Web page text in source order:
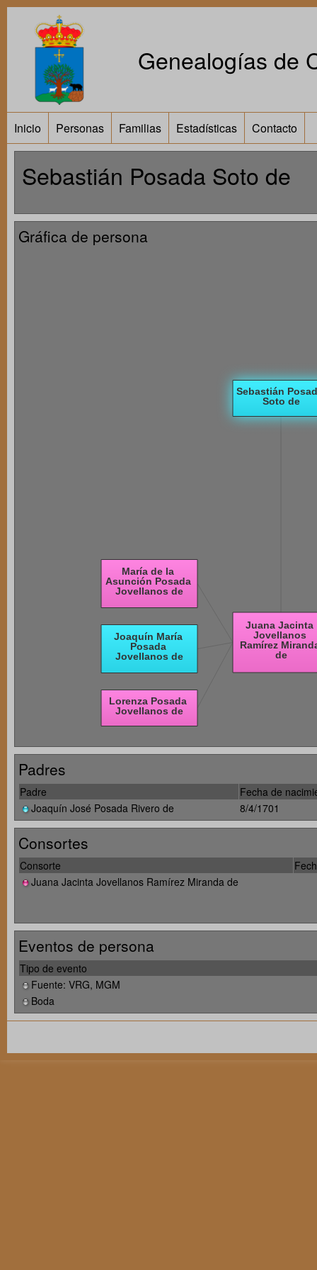
Genealogías de
Inicio Personas Familias Estadísticas Contacto
Sebastián Posada Soto de
Gráfica de persona
Padres
Padre
Fecha de
Joaquín José Posada Rivero de
8/4/1701
Consortes
Consorte
Juana Jacinta Jovellanos Ramírez Miranda de
Eventos de persona
Tipo de evento
Fuente: VRG, MGM
Boda